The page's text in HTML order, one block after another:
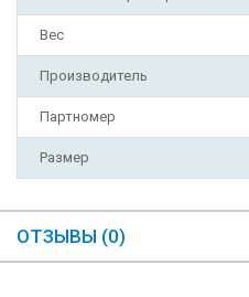
Вес
Производитель
Партномер
Размер
ОТЗЫВЫ (0)